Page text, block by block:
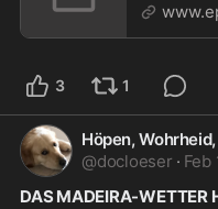
3 1
Höpen,
@docloeser · Feb
DAS MADEIRA-WETTER